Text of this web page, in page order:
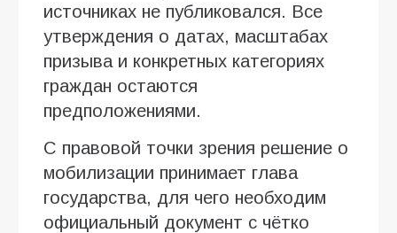
источниках не публиковался. Все
утверждения о датах, масштабах
призыва и конкретных категориях
граждан остаются
предположениями.
С правовой точки зрения решение о
мобилизации принимает глава
государства, для чего необходим
официальный документ с чётко